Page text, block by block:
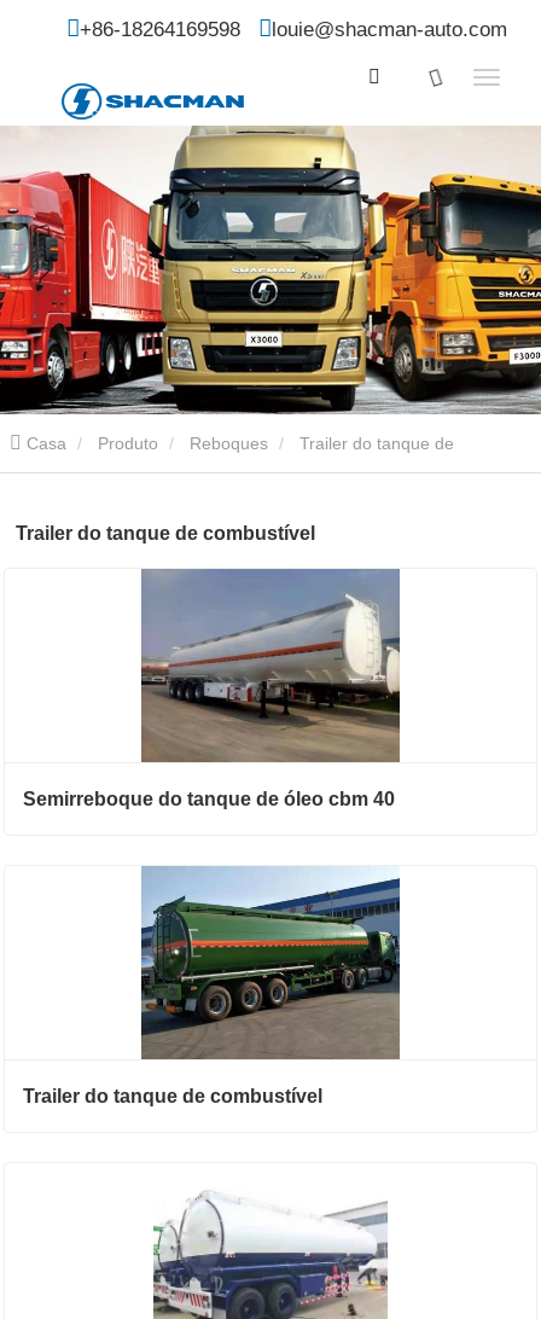
+86-18264169598 louie@shacman-auto.com
Casa Produto Reboques
Trailer do tanque de combustível
Semirreboque do tanque de óleo cbm 40
Trailer do tanque de combustível